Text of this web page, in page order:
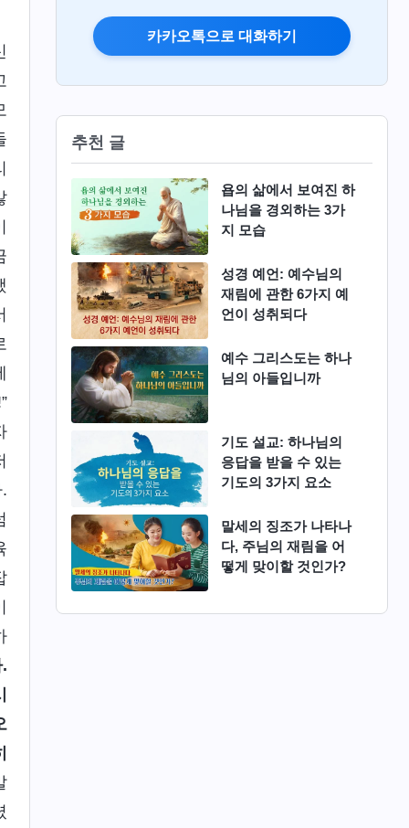
카카오톡으로 대화하기
추천 글
욥의 삶에서 보여진 하
나님을 경외하는 3가
지 모습
성경 예언: 예수님의
재림에 관한 6가지 예
언이 성취되다
예수 그리스도는 하나
님의 아들입니까
기도 설교: 하나님의
응답을 받을 수 있는
기도의 3가지 요소
말세의 징조가 나타나
다, 주님의 재림을 어
떻게 맞이할 것인가?